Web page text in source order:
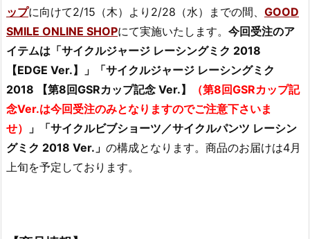
ップに向けて2/15（木）より2/28（水）までの間、 GOOD
SMILE ONLINE SHOPにて実施いたします。 今回受注のア
イテムは「サイクルジャージ レーシングミク 2018
【EDGE Ver.】」「サイクルジャージ レーシングミク
2018 【第8回GSRカップ記念 Ver.】
（第8回GSRカップ記
念Ver.は今回受注のみとなりますのでご注意下さいま
せ）
」「サイクルビブショーツ／サイクルパンツ レーシン
グミク 2018 Ver.」 の構成となります。商品のお届けは4月
上旬を予定しております。